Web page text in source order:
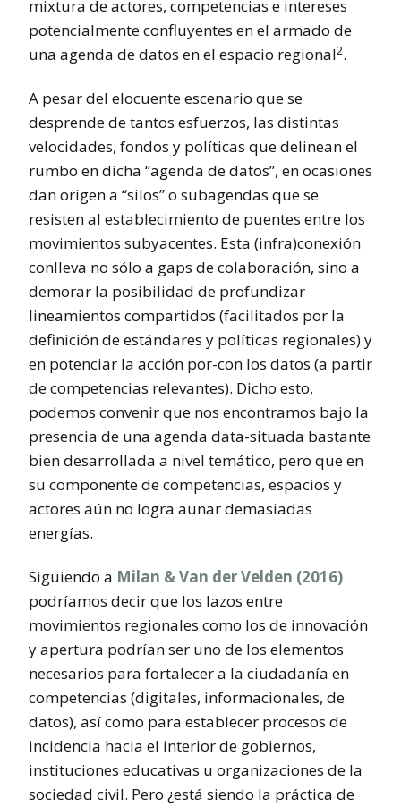
mixtura de actores, competencias e intereses
potencialmente confluyentes en el armado de
una agenda de datos en el espacio regional2.
A pesar del elocuente escenario que se
desprende de tantos esfuerzos, las distintas
velocidades, fondos y políticas que delinean el
rumbo en dicha “agenda de datos”, en ocasiones
dan origen a “silos” o subagendas que se
resisten al establecimiento de puentes entre los
movimientos subyacentes. Esta (infra)conexión
conlleva no sólo a gaps de colaboración, sino a
demorar la posibilidad de profundizar
lineamientos compartidos (facilitados por la
definición de estándares y políticas regionales) y
en potenciar la acción por-con los datos (a partir
de competencias relevantes). Dicho esto,
podemos convenir que nos encontramos bajo la
presencia de una agenda data-situada bastante
bien desarrollada a nivel temático, pero que en
su componente de competencias, espacios y
actores aún no logra aunar demasiadas
energías.
Siguiendo a Milan & Van der Velden (2016)
podríamos decir que los lazos entre
movimientos regionales como los de innovación
y apertura podrían ser uno de los elementos
necesarios para fortalecer a la ciudadanía en
competencias (digitales, informacionales, de
datos), así como para establecer procesos de
incidencia hacia el interior de gobiernos,
instituciones educativas u organizaciones de la
sociedad civil. Pero ¿está siendo la práctica de